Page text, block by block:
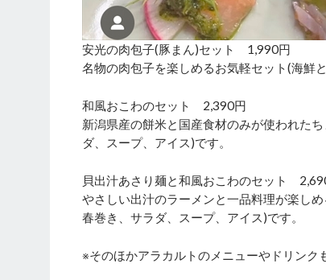
安光の肉包子(豚まん)セット 1,990円
名物の肉包子を楽しめるお気軽セット(海鮮
和風おこわのセット 2,390円
新潟県産の餅米と国産食材のみが使われた
ダ、スープ、アイス)です。
貝出汁あさり麺と和風おこわのセット
やさしい出汁のラーメンと一品料理が楽し
春巻き、サラダ、スープ、アイス)です。
※そのほかアラカルトのメニューやドリンク